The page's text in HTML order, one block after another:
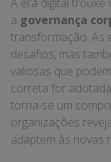
a governança
transformação. As
desafios, mas
valiosas que
correta for
torna-se um
organizações
adaptem às novas